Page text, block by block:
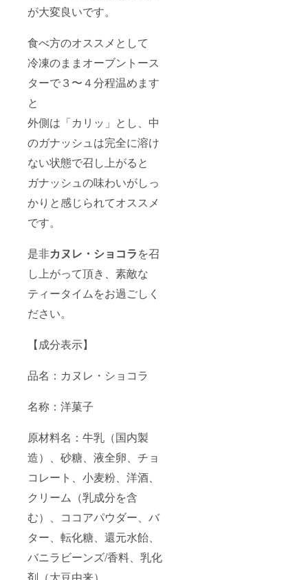
が大変良いです。
食べ方のオススメとして
冷凍のままオーブントース
ターで３〜４分程温めます
と
外側は「カリッ」とし、中
のガナッシュは完全に溶け
ない状態で召し上がると
ガナッシュの味わいがしっ
かりと感じられてオススメ
です。
是非カヌレ・ショコラを召
し上がって頂き、素敵な
ティータイムをお過ごしく
ださい。
【成分表示】
品名：カヌレ・ショコラ
名称：洋菓子
原材料名：牛乳（国内製
造）、砂糖、液全卵、チョ
コレート、小麦粉、洋酒、
クリーム（乳成分を含
む）、ココアパウダー、バ
ター、転化糖、還元水飴、
バニラビーンズ/香料、乳化
剤（大豆由来）